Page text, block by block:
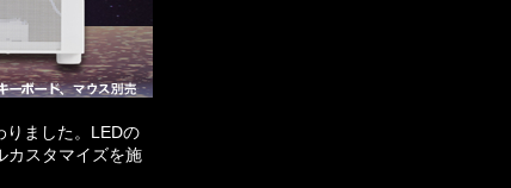
りました。LEDの
カスタマイズを施